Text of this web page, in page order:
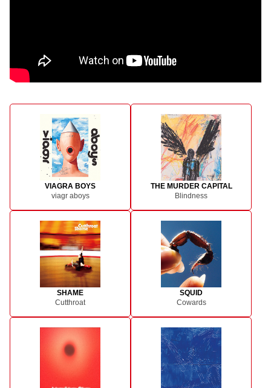
VIAGRA BOYS
viagr aboys
THE MURDER CAPITAL
Blindness
SHAME
Cutthroat
SQUID
Cowards